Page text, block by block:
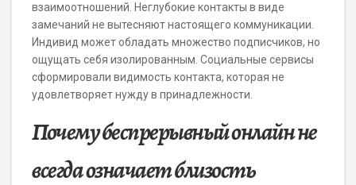
взаимоотношений. Неглубокие контакты в виде
замечаний не вытесняют настоящего коммуникации.
Индивид может обладать множество подписчиков, но
ощущать себя изолированным. Социальные сервисы
сформировали видимость контакта, которая не
удовлетворяет нужду в принадлежности.
Почему беспрерывный онлайн не
всегда означает близость